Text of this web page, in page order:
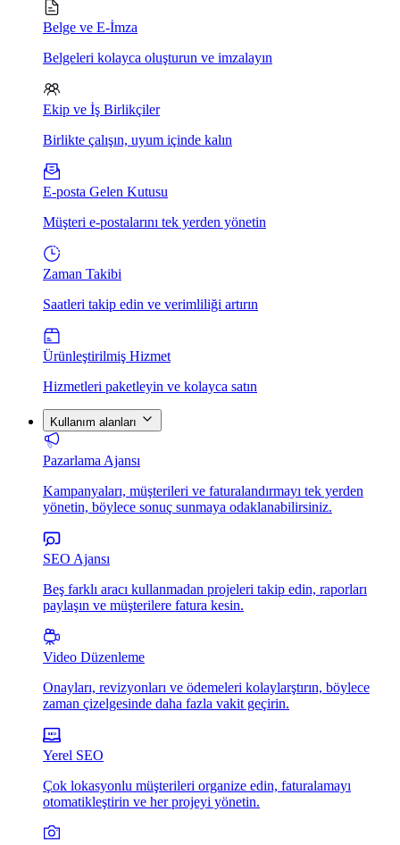
Belge ve E-İmza
Belgeleri kolayca oluşturun ve imzalayın
Ekip ve İş Birlikçiler
Birlikte çalışın, uyum içinde kalın
E-posta Gelen Kutusu
Müşteri e-postalarını tek yerden yönetin
Zaman Takibi
Saatleri takip edin ve verimliliği artırın
Ürünleştirilmiş Hizmet
Hizmetleri paketleyin ve kolayca satın
Kullanım alanları
Pazarlama Ajansı
Kampanyaları, müşterileri ve faturalandırmayı tek yerden
yönetin, böylece sonuç sunmaya odaklanabilirsiniz.
SEO Ajansı
Beş farklı aracı kullanmadan projeleri takip edin, raporları
paylaşın ve müşterilere fatura kesin.
Video Düzenleme
Onayları, revizyonları ve ödemeleri kolaylarştırın, böylece
zaman çizelgesinde daha fazla vakit geçirin.
Yerel SEO
Çok lokasyonlu müşterileri organize edin, faturalamayı
otomatikleştirin ve her projeyi yönetin.